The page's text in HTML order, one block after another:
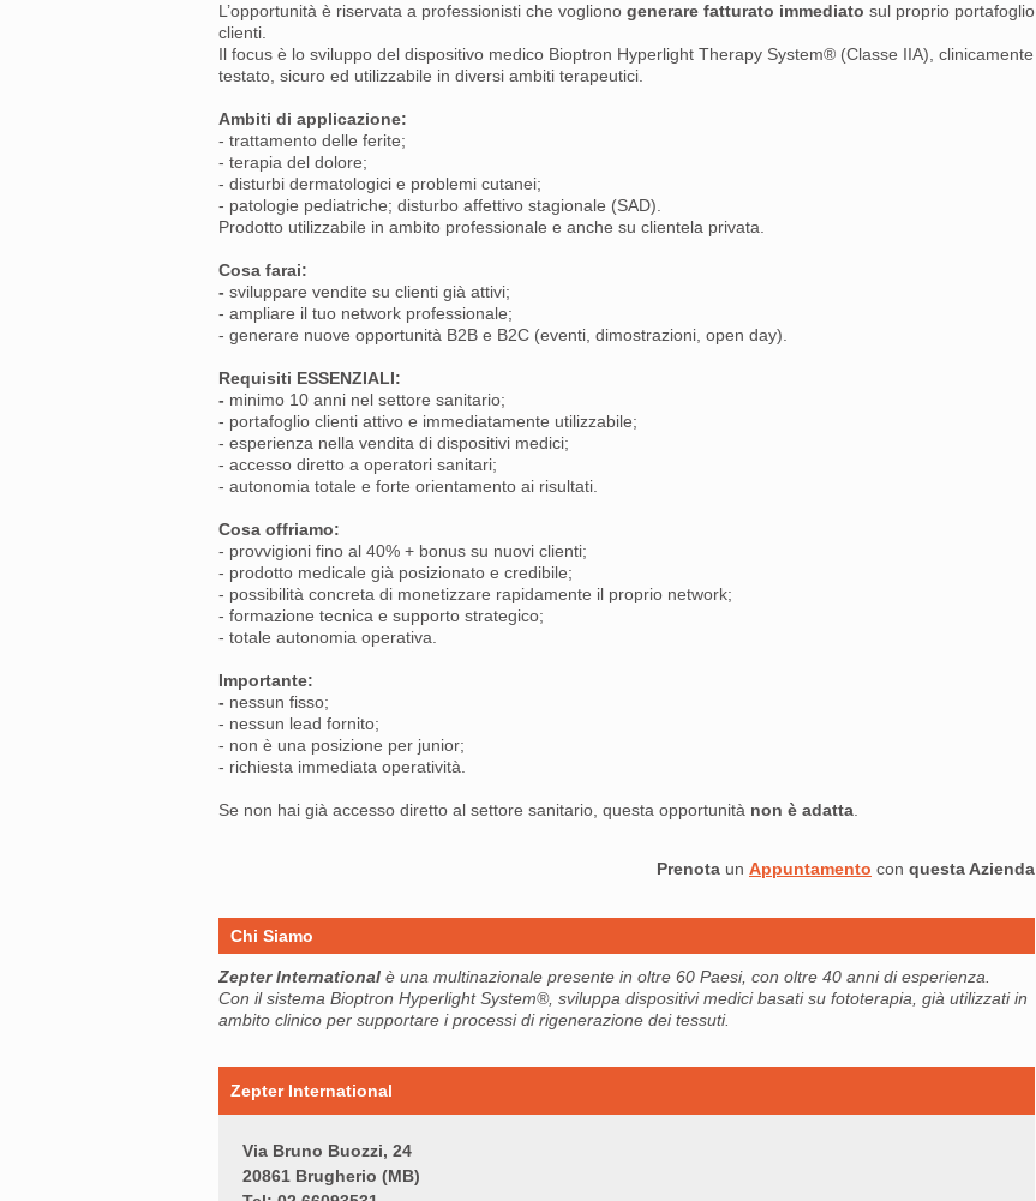
L’opportunità è riservata a professionisti che vogliono generare fatturato immediato sul proprio portafoglio
clienti.
Il focus è lo sviluppo del dispositivo medico Bioptron Hyperlight Therapy System® (Classe IIA), clinicamente
testato, sicuro ed utilizzabile in diversi ambiti terapeutici.
Ambiti di applicazione:
- trattamento delle ferite;
- terapia del dolore;
- disturbi dermatologici e problemi cutanei;
- patologie pediatriche; disturbo affettivo stagionale (SAD).
Prodotto utilizzabile in ambito professionale e anche su clientela privata.
Cosa farai:
- sviluppare vendite su clienti già attivi;
- ampliare il tuo network professionale;
- generare nuove opportunità B2B e B2C (eventi, dimostrazioni, open day).
Requisiti ESSENZIALI:
- minimo 10 anni nel settore sanitario;
- portafoglio clienti attivo e immediatamente utilizzabile;
- esperienza nella vendita di dispositivi medici;
- accesso diretto a operatori sanitari;
- autonomia totale e forte orientamento ai risultati.
Cosa offriamo:
- provvigioni fino al 40% + bonus su nuovi clienti;
- prodotto medicale già posizionato e credibile;
- possibilità concreta di monetizzare rapidamente il proprio network;
- formazione tecnica e supporto strategico;
- totale autonomia operativa.
Importante:
- nessun fisso;
- nessun lead fornito;
- non è una posizione per junior;
- richiesta immediata operatività.
Se non hai già accesso diretto al settore sanitario, questa opportunità non è adatta
Prenota un Appuntamento con questa Azienda
Chi Siamo
Zepter International è una multinazionale presente in oltre 60 Paesi, con oltre 40 anni di esperienza.
Con il sistema Bioptron Hyperlight System®, sviluppa dispositivi medici basati su fototerapia, già utilizzati in
ambito clinico per supportare i processi di rigenerazione dei tessuti.
Zepter International
Via Bruno Buozzi, 24
20861 Brugherio (MB)